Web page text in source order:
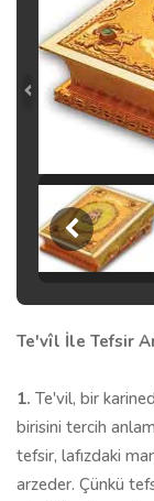
Te'vîl İle Tefsir
1. Te'vil, bir
birisini tercih
tefsir, lafızdaki
arzeder. Çünkü